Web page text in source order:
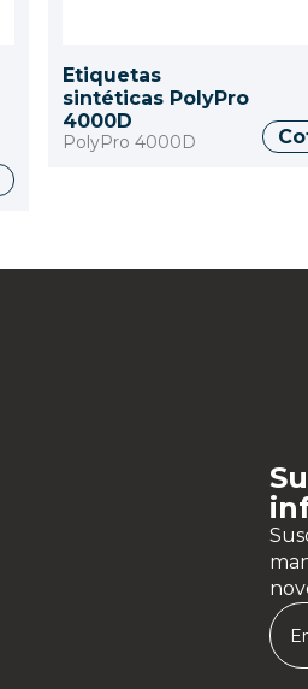
Etiquetas
sintéticas PolyPro
4000D
PolyPro 4000D